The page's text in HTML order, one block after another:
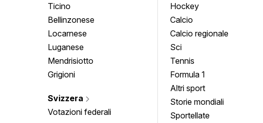
Ticino
Bellinzonese
Locarnese
Luganese
Mendrisiotto
Grigioni
Svizzera
Votazioni federali
Hockey
Calcio
Calcio regionale
Sci
Tennis
Formula 1
Altri sport
Storie mondiali
Sportellate